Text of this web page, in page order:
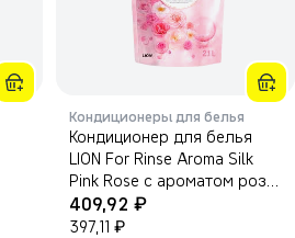
Кондиционеры для белья
Кондиционер для белья
LION For Rinse Aroma Silk
Pink Rose с ароматом розы,
2100 мл
409,92 ₽
397,11 ₽